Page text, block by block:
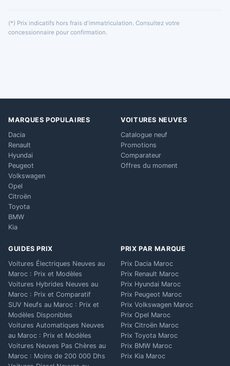
(*) Prix indicatifs hors frais d'immatriculation. Consultez votre
concessionnaire pour confirmation.
MARQUES POPULAIRES
Dacia
Renault
Hyundai
Peugeot
Volkswagen
Opel
Citroën
Toyota
BMW
Kia
VOITURES NEUVES
Catalogue neuf
Promotions
Comparateur
Offres du moment
GUIDES PRIX
Voitures Électriques Neuves au
Maroc : Prix et Modèles
Voitures Hybrides Neuves au
Maroc : Prix et Comparatif
SUV Neufs au Maroc : Prix et
Modèles Disponibles
Voitures Automatiques Neuves
au Maroc : Prix et Modèles
Voitures Neuves Pas Chères au
Maroc : Moins de 200 000 Dhs
PRIX PAR MARQUE
Prix Dacia Maroc
Prix Renault Maroc
Prix Hyundai Maroc
Prix Peugeot Maroc
Prix Volkswagen Maroc
Prix Opel Maroc
Prix Citroën Maroc
Prix Toyota Maroc
Prix BMW Maroc
Prix Kia Maroc